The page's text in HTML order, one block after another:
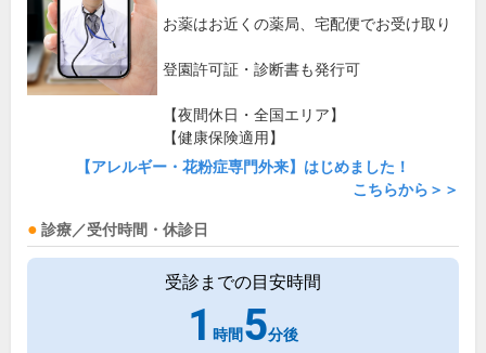
お薬はお近くの薬局、宅配便でお受け取り
登園許可証・診断書も発行可
【夜間休日・全国エリア】
【健康保険適用】
【アレルギー・花粉症専門外来】はじめました！
こちらから＞＞
診療／受付時間・休診日
受診までの目安時間
1 時間 5分後